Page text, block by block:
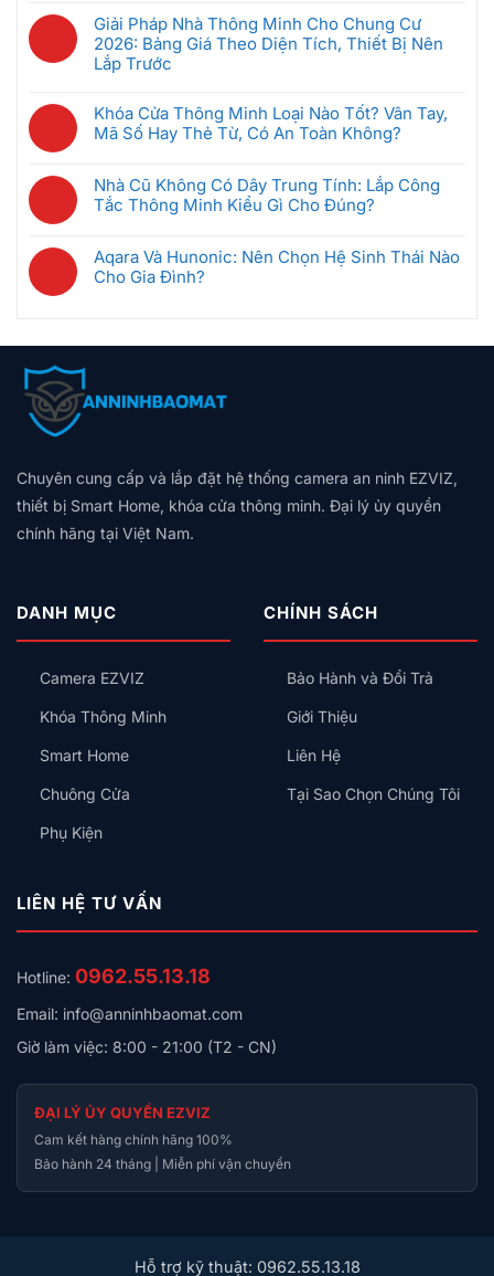
5
Triệu)
Cho
Căn
Hộ
Khách
Sạn
Thông
Giúp
Tiết
Kiệm
Ra
Sao
Tâm
Nhà
Thông
Minh
Gì?
Cách
Gateway
Phù
Hợp
5
Kịch
Bản
Động
Hóa
An
Camera
Phát
Động
Là
Đèn,
Khóa
có
bình
luận
ở
Thông
Minh
Thự:
Giải
Pháp
Ninh
+
Giá
Theo
Giải Pháp Nhà Thông Minh Cho Chung Cư
2026: Bảng Giá Theo Diện Tích, Thiết Bị Nên
Lắp Trước
có
bình
Giải
Pháp
Thông
Minh
Cho
2026:
Theo
Thiết
Bị
Nên
Lắp
Trước
Khóa Cửa Thông Minh Loại Nào Tốt? Vân Tay,
Mã Số Hay Thẻ Từ, Có An Toàn Không?
có
bình
luận
Khóa
Cửa
Vân
Hay
Thẻ
Từ,
Có
Nhà Cũ Không Có Dây Trung Tính: Lắp Công
Tắc Thông Minh Kiểu Gì Cho Đúng?
có
bình
luận
Cũ
Dây
Công
Tắc
Thông
Minh
Cho
Đúng?
Aqara Và Hunonic: Nên Chọn Hệ Sinh Thái Nào
Cho Gia Đình?
bình
Aqara
Chọn
Hệ
Thái
Đình?
Chuyên cung cấp và lắp đặt hệ thống camera an ninh EZVIZ,
thiết bị Smart Home, khóa cửa thông minh. Đại lý ủy quyền
chính hãng tại Việt Nam.
DANH MỤC
Camera EZVIZ
Khóa Thông Minh
Smart Home
Chuông Cửa
Phụ Kiện
CHÍNH SÁCH
Bảo Hành và Đổi Trả
Giới Thiệu
Liên Hệ
Tại Sao Chọn Chúng Tôi
LIÊN HỆ TƯ VẤN
Hotline: 0962.55.13.18
Email: info@anninhbaomat.com
Giờ làm việc: 8:00 - 21:00 (T2 - CN)
ĐẠI LÝ ỦY QUYỀN EZVIZ
Cam kết hàng chính hãng 100%
Bảo hành 24 tháng | Miễn phí vận chuyển
Hỗ trợ kỹ thuật: 0962.55.13.18